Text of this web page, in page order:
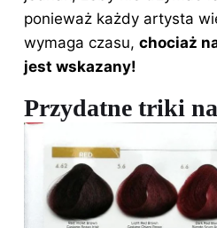
ponieważ każdy artysta
wymaga czasu, chociaż
jest wskazany!
Przydatne triki